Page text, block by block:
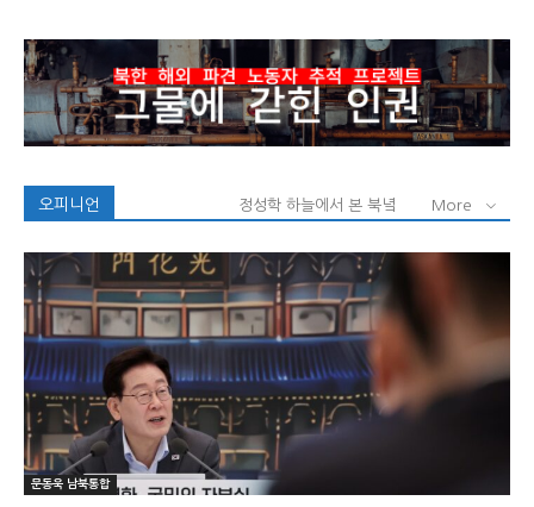
오피니언 정성학 하늘에서 본 북녘 More
문동욱 남북통합